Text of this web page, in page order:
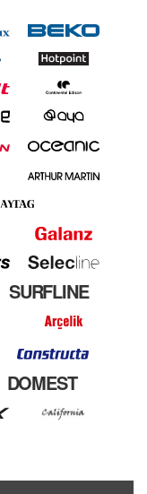
SURFLINE
DOMEST